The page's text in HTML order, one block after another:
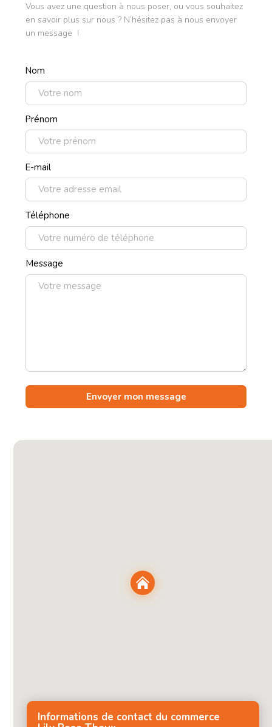
Vous avez une question à nous poser, ou vous souhaitez
en savoir plus sur nous ? N’hésitez pas à nous envoyer
un message !
Nom
Prénom
E-mail
Téléphone
Message
Informations de contact du commerce